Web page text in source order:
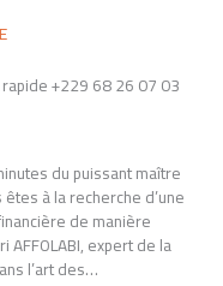
+229 68 26 07 03
du puissant maître
à la recherche d’une
de manière
expert de la
l’art des…